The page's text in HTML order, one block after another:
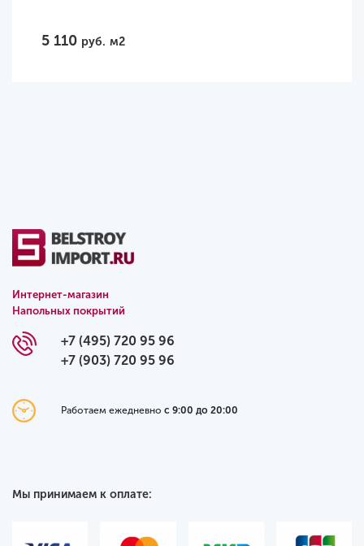
5 110 руб. м2
Интернет-магазин
Напольных покрытий
+7 (495) 720 95 96
+7 (903) 720 95 96
Работаем ежедневно с 9:00 до 20:00
Мы принимаем к оплате: